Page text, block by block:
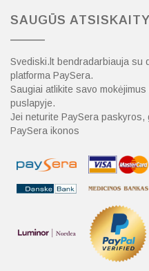
SAUGŪS
Svediski.lt bendradarbiauja su
platforma PaySera.
Saugiai atlikite savo
puslapyje.
Jei neturite PaySera
PaySera ikonos